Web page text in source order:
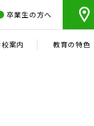
卒業生の方へ
案内 教育の特色